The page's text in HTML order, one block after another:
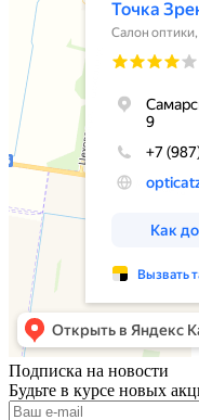
Подписка на новости
Будьте в курсе новых